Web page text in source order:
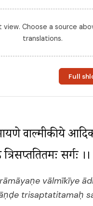
view. Choose a source
translations.
Full
वाल्मीकीये
सर्गः
vālmīkīye
trisaptatitamaḥ